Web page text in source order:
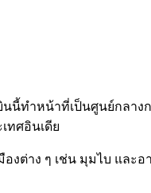
นี้ทำหน้าที่เป็นศูนย์กลา
ทศอินเดีย
งต่าง ๆ เช่น มุมไบ แล